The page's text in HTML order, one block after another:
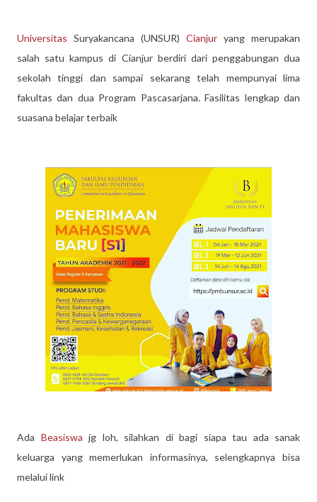
Universitas Suryakancana (UNSUR) Cianjur yang merupakan
salah satu kampus di Cianjur berdiri dari penggabungan dua
sekolah tinggi dan sampai sekarang telah mempunyai lima
fakultas dan dua Program Pascasarjana. Fasilitas lengkap dan
suasana belajar terbaik
Ada Beasiswa jg loh, silahkan di bagi siapa tau ada sanak
keluarga yang memerlukan informasinya, selengkapnya bisa
melalui link